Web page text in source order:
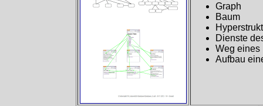
Graph
Baum
Dienste
Weg eines
Aufbau